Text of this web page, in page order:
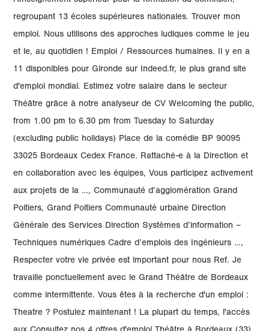
regroupant 13 écoles supérieures nationales. Trouver mon
emploi. Nous utilisons des approches ludiques comme le jeu
et le, au quotidien ! Emploi / Ressources humaines. Il y en a
11 disponibles pour Gironde sur Indeed.fr, le plus grand site
d'emploi mondial. Estimez votre salaire dans le secteur
Théâtre grâce à notre analyseur de CV Welcoming the public,
from 1.00 pm to 6.30 pm from Tuesday to Saturday
(excluding public holidays) Place de la comédie BP 90095
33025 Bordeaux Cedex France. Rattaché-e à la Direction et
en collaboration avec les équipes, Vous participez activement
aux projets de la …, Communauté d’agglomération Grand
Poitiers, Grand Poitiers Communauté urbaine Direction
Générale des Services Direction Systèmes d’information –
Techniques numériques Cadre d’emplois des Ingénieurs …,
Respecter votre vie privée est important pour nous Ref. Je
travaille ponctuellement avec le Grand Théâtre de Bordeaux
comme intermittente. Vous êtes à la recherche d'un emploi :
Theatre ? Postulez maintenant ! La plupart du temps, l'accès